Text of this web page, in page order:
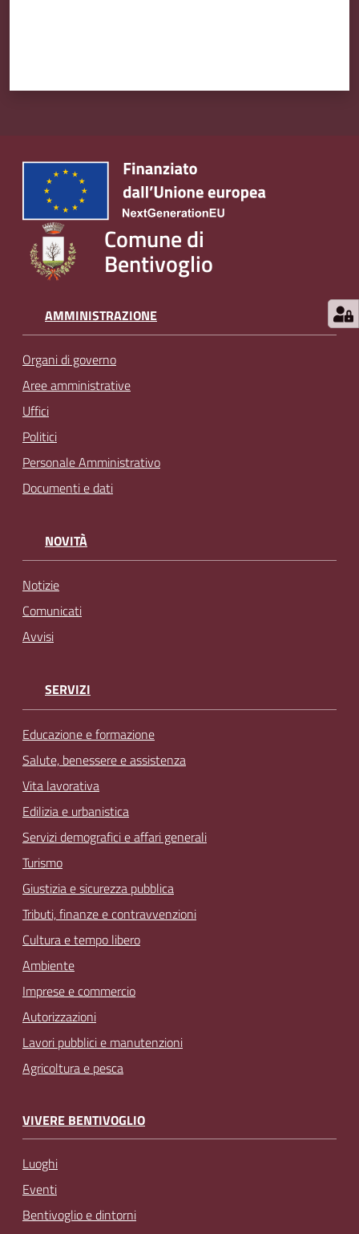
Comune di
Bentivoglio
AMMINISTRAZIONE
Organi di governo
Aree amministrative
Uffici
Politici
Personale Amministrativo
Documenti e dati
NOVITÀ
Notizie
Comunicati
Avvisi
SERVIZI
Educazione e formazione
Salute, benessere e assistenza
Vita lavorativa
Edilizia e urbanistica
Servizi demografici e affari generali
Turismo
Giustizia e sicurezza pubblica
Tributi, finanze e contravvenzioni
Cultura e tempo libero
Ambiente
Imprese e commercio
Autorizzazioni
Lavori pubblici e manutenzioni
Agricoltura e pesca
VIVERE BENTIVOGLIO
Luoghi
Eventi
Bentivoglio e dintorni